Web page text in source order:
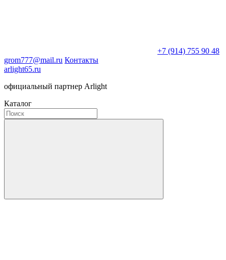
+7 (914) 755 90 48
grom777@mail.ru Контакты
arlight65.ru
официальный партнер Arlight
Каталог